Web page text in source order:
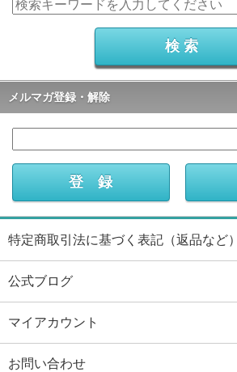
メルマガ登録・解除
特定商取引法に基づく表記（返品など）
公式ブログ
マイアカウント
お問い合わせ